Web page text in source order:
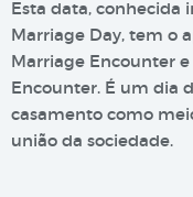
Esta data, conhecida
Marriage Day, tem o
Marriage Encounter
Encounter. É um dia
casamento como
união da sociedade.